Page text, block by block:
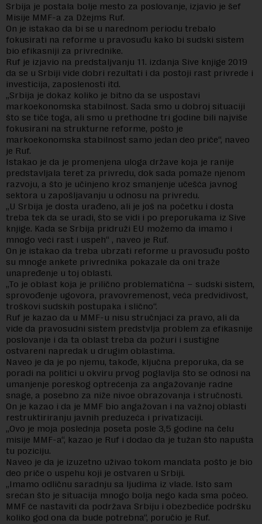
Srbija je postala bolje mesto za poslovanje, izjavio je šef
Misije MMF-a za Džejms Ruf.
On je istakao da bi se u narednom periodu trebalo
fokusirati na reforme u pravosuđu kako bi sudski sistem
bio efikasniji za privrednike.
Ruf je izjavio na predstaljvanju 11. izdanja Sive knjige 2019
da se u Srbiji vide dobri rezultati i da postoji rast privrede i
investicija, zaposlenosti itd.
„Srbija je dokaz koliko je bitno da se uspostavi
markoekonomska stabilnost. Sada smo u dobroj situaciji
što se tiče toga, ali smo u prethodne tri godine bili najviše
fokusirani na strukturne reforme, pošto je
markoekonomska stabilnost samo jedan deo priče“, naveo
je Ruf.
Istakao je da je promenjena uloga države koja je ranije
predstavljala teret za privredu, dok sada pomaže njenom
razvoju, a što je učinjeno kroz smanjenje učešća javnog
sektora u zapošljavanju u odnosu na privredu.
„U Srbija je dosta urađeno, ali je još na početku i dosta
treba tek da se uradi, što se vidi i po preporukama iz Sive
knjige. Kada se Srbija pridruži EU možemo da imamo i
mnogo veći rast i uspeh“ , naveo je Ruf.
On je istakao da treba ubrzati reforme u pravosuđu pošto
su mnoge ankete privrednika pokazale da oni traže
unapređenje u toj oblasti.
„To je oblast koja je prilično problematična – sudski sistem,
sprovođenje ugovora, pravovremenost, veća predvidivost,
troškovi sudskih postupaka i slično“.
Ruf je kazao da u MMF-u nisu stručnjaci za pravo, ali da
vide da pravosudni sistem predstvlja problem za efikasnije
poslovanje i da ta oblast treba da požuri i sustigne
ostvareni napredak u drugim oblastima.
Naveo je da je po njemu, takođe, ključna preporuka, da se
poradi na politici u okviru prvog poglavlja što se odnosi na
umanjenje poreskog optrećenja za angažovanje radne
snage, a posebno za niže nivoe obrazovanja i stručnosti.
On je kazao i da je MMF bio angažovan i na važnoj oblasti
restruktiriranju javnih preduzeća i privatizaciji.
„Ovo je moja poslednja poseta posle 3,5 godine na čelu
misije MMF-a“, kazao je Ruf i dodao da je tužan što napušta
tu poziciju.
Naveo je da je izuzetno uživao tokom mandata pošto je bio
deo priče o uspehu koji je ostvaren u Srbiji.
„Imamo odličnu saradnju sa ljudima iz vlade. Isto sam
srećan što je situacija mnogo bolja nego kada sma počeo.
MMF će nastaviti da podržava Srbiju i obezbediće podršku
koliko god ona da bude potrebna“, poručio je Ruf.